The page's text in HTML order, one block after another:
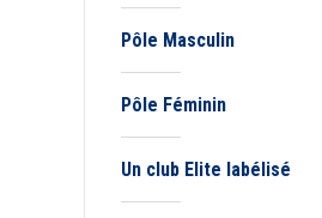
Pôle Masculin
Pôle Féminin
Un club Elite labélisé